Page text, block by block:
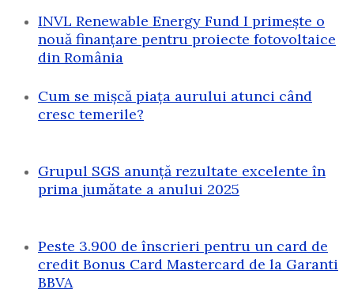
INVL Renewable Energy Fund I primește o
nouă finanțare pentru proiecte fotovoltaice
din România
Cum se mișcă piața aurului atunci când
cresc temerile?
Grupul SGS anunță rezultate excelente în
prima jumătate a anului 2025
Peste 3.900 de înscrieri pentru un card de
credit Bonus Card Mastercard de la Garanti
BBVA